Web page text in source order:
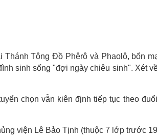
Tông Ðồ Phêrô và Phaolô, bổn
sinh sống "đợi ngày chiêu sinh". Xét
chọn vẫn kiên định tiếp tục theo
viện Lê Bảo Tịnh (thuộc 7 lớp trước